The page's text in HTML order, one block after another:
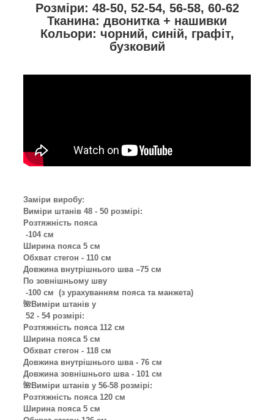
Розміри: 48-50, 52-54, 56-58, 60-62
Тканина: двонитка + нашивки
Кольори: чорний, синій, графіт,
бузковий
Заміри виробу:
Виміри штанів 48 - 50 розмірі:
Розтяжність пояса
-104 см
Ширина пояса 5 см
Обхват стегон - 110 см
Довжина внутрішнього шва –75 см
По зовнішньому шву
-100 см (з урахуванням пояса та манжета)
🌺Виміри штанів у
52 - 54 розмірі:
Розтяжність пояса 112 см
Ширина пояса 5 см
Обхват стегон - 118 см
Довжина внутрішнього шва - 76 см
Довжина зовнішнього шва - 101 см
🌺Виміри штанів у 56-58 розмірі:
Розтяжність пояса 120 см
Ширина пояса 5 см